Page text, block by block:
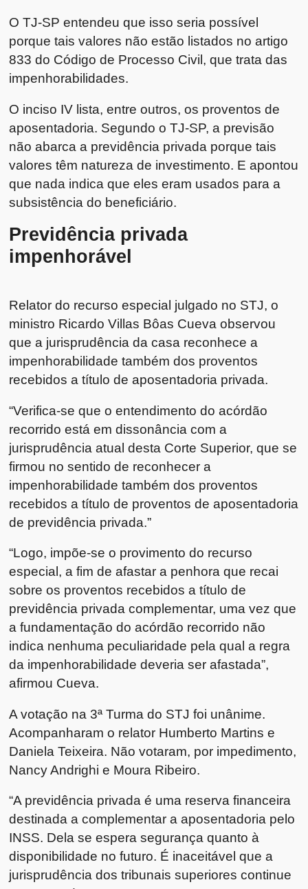
O TJ-SP entendeu que isso seria possível
porque tais valores não estão listados no artigo
833 do Código de Processo Civil, que trata das
impenhorabilidades.
O inciso IV lista, entre outros, os proventos de
aposentadoria. Segundo o TJ-SP, a previsão
não abarca a previdência privada porque tais
valores têm natureza de investimento. E apontou
que nada indica que eles eram usados para a
subsistência do beneficiário.
Previdência privada
impenhorável
Relator do recurso especial julgado no STJ, o
ministro Ricardo Villas Bôas Cueva observou
que a jurisprudência da casa reconhece a
impenhorabilidade também dos proventos
recebidos a título de aposentadoria privada.
“Verifica-se que o entendimento do acórdão
recorrido está em dissonância com a
jurisprudência atual desta Corte Superior, que se
firmou no sentido de reconhecer a
impenhorabilidade também dos proventos
recebidos a título de proventos de aposentadoria
de previdência privada.”
“Logo, impõe-se o provimento do recurso
especial, a fim de afastar a penhora que recai
sobre os proventos recebidos a título de
previdência privada complementar, uma vez que
a fundamentação do acórdão recorrido não
indica nenhuma peculiaridade pela qual a regra
da impenhorabilidade deveria ser afastada”,
afirmou Cueva.
A votação na 3ª Turma do STJ foi unânime.
Acompanharam o relator Humberto Martins e
Daniela Teixeira. Não votaram, por impedimento,
Nancy Andrighi e Moura Ribeiro.
“A previdência privada é uma reserva financeira
destinada a complementar a aposentadoria pelo
INSS. Dela se espera segurança quanto à
disponibilidade no futuro. É inaceitável que a
jurisprudência dos tribunais superiores continue